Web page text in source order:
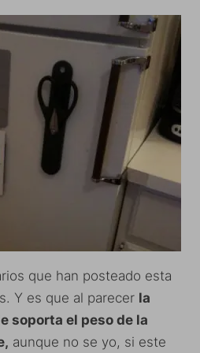
que han posteado esta
Y es que al parecer la
soporta el peso de la
aunque no se yo, si este